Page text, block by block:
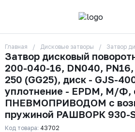
О компании
Контакты
Бренды
Отзывы
Сотрудники
Вакансии
Доставка
Оплата
Вопрос-ответ
Главная Дисковые затворы Затвор
Затвор дисковый
200-040-16, DN040,
250 (GG25), диск - GJS-
уплотнение - EPDM, М/Ф,
ПНЕВМОПРИВОДОМ с
пружиной РАШВОРК 930-
Код товара: 43702